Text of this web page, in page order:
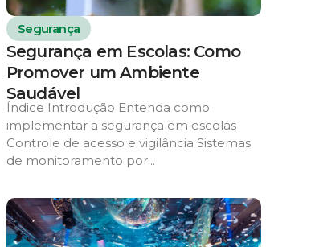
Segurança
Segurança em Escolas: Como
Promover um Ambiente
Saudável
Índice Introdução Entenda como
implementar a segurança em escolas
Controle de acesso e vigilância Sistemas
de monitoramento por...